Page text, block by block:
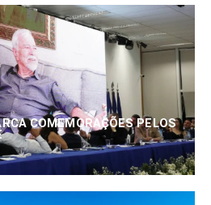
COMEMORAÇÕES PELOS